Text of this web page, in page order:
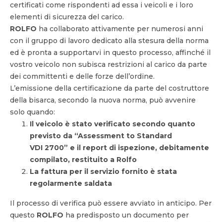
certificati come rispondenti ad essa i veicoli e i loro
elementi di sicurezza del carico.
ROLFO ha collaborato attivamente per numerosi anni
con il gruppo di lavoro dedicato alla stesura della norma
ed è pronta a supportarvi in questo processo, affinché il
vostro veicolo non subisca restrizioni al carico da parte
dei committenti e delle forze dell’ordine.
L’emissione della certificazione da parte del costruttore
della bisarca, secondo la nuova norma, può avvenire
solo quando:
Il veicolo è stato verificato secondo quanto
previsto da “Assessment to Standard
VDI 2700” e il report di ispezione, debitamente
compilato, restituito a Rolfo
La fattura per il servizio fornito è stata
regolarmente saldata
Il processo di verifica può essere avviato in anticipo. Per
questo ROLFO ha predisposto un documento per